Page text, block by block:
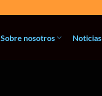
Sobre nosotros Noticias